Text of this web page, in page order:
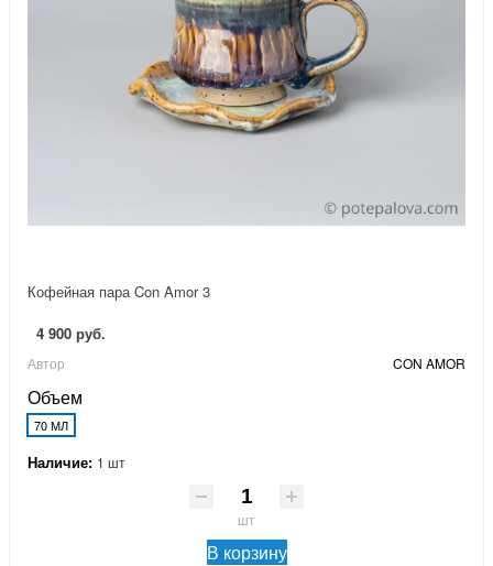
Кофейная пара Con Amor 3
4 900 руб.
Автор CON AMOR
Объем
70 МЛ
Наличие: 1 шт
шт
В корзину